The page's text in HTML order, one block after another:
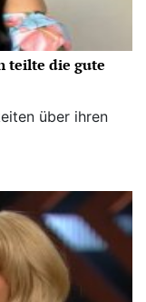
teilte die gute
über ihren